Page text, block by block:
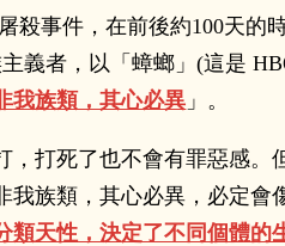
殺事件，在前後約100天的
義者，以「蟑螂」(這是
我族類，其心必異 」。
打死了也不會有罪惡感。
族類，其心必異，必定會
類天性，決定了不同個體的